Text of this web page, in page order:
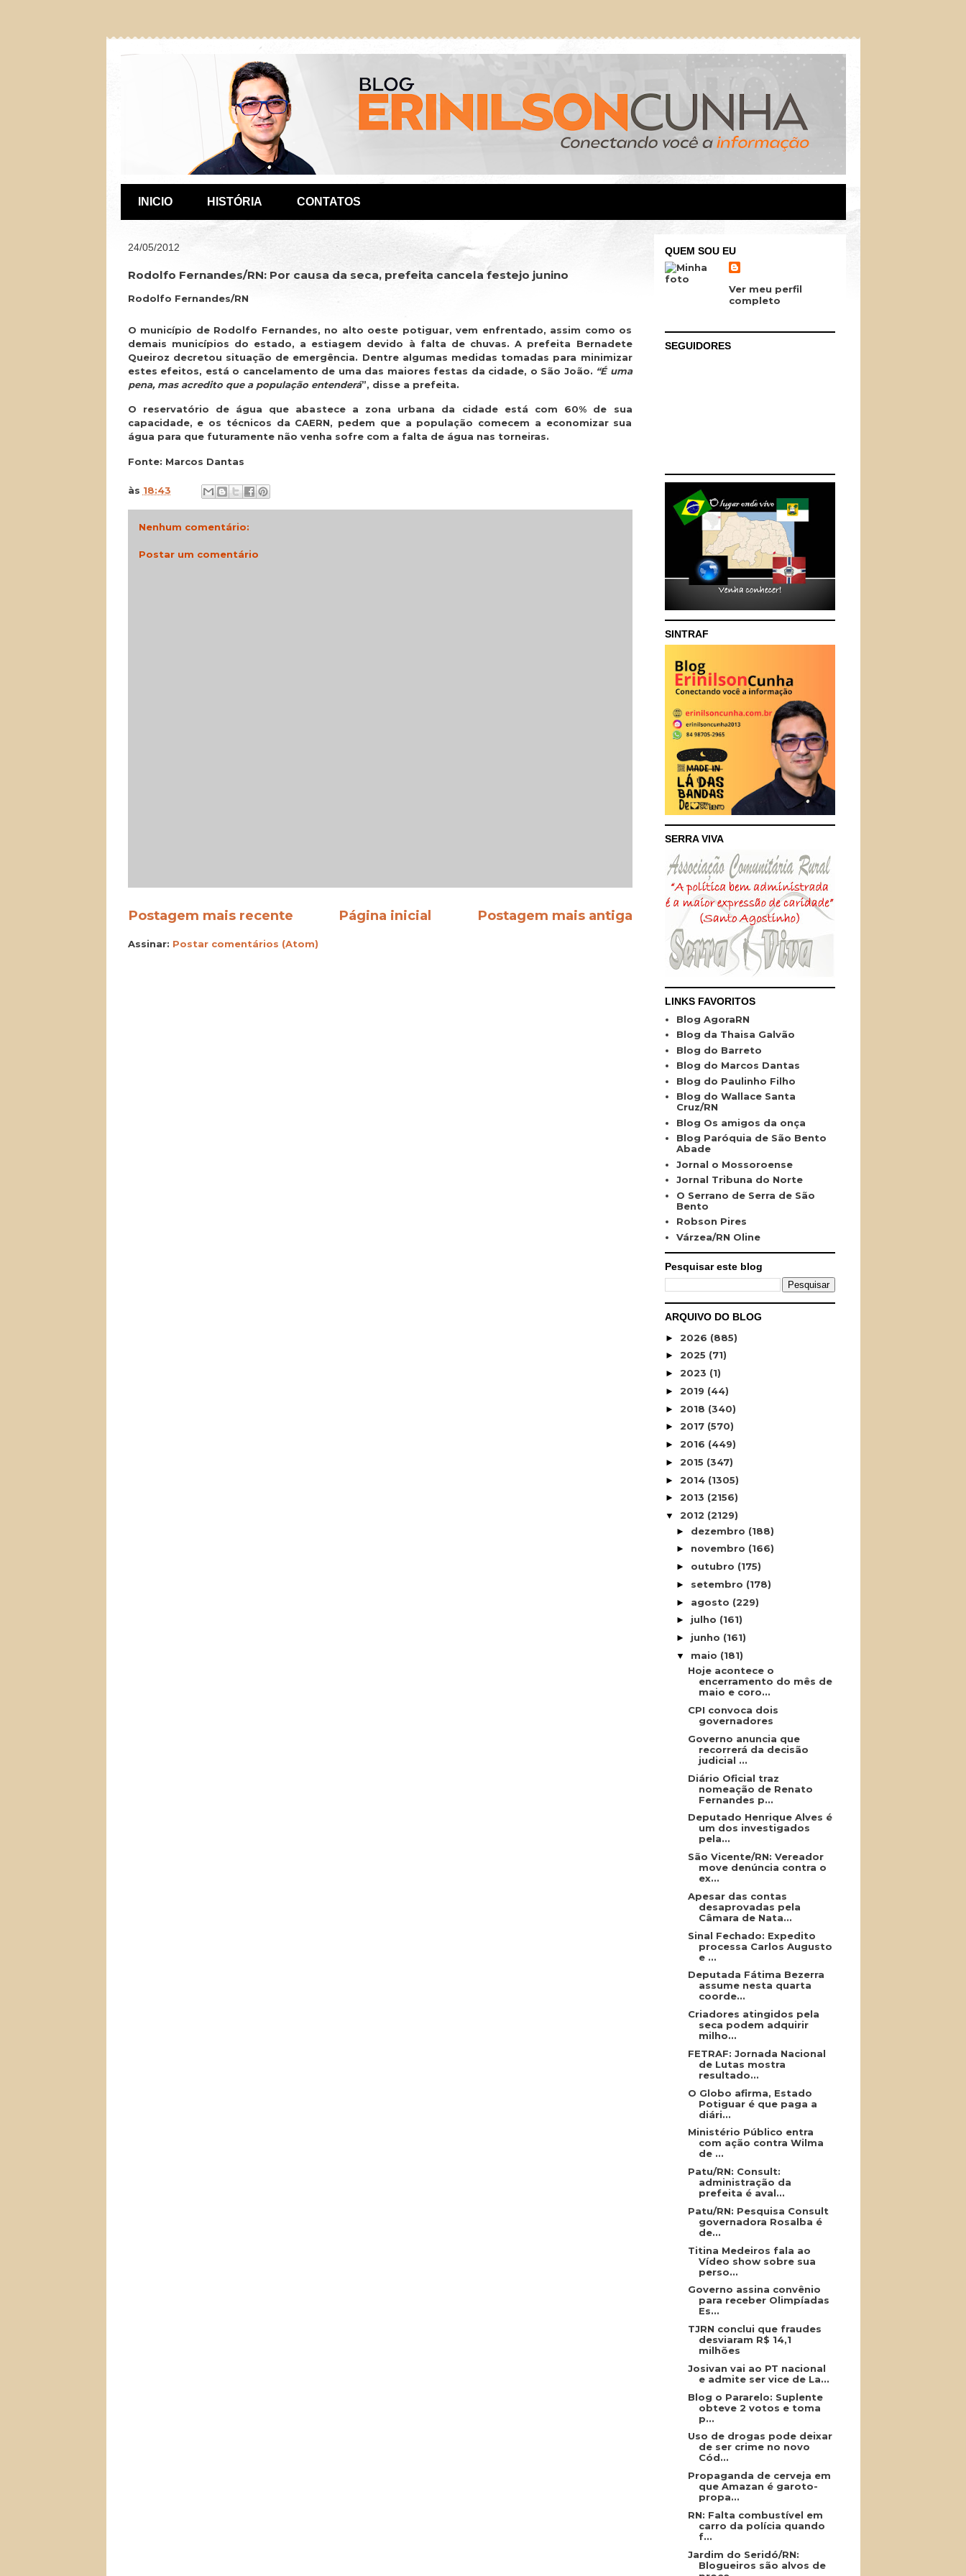
INICIO HISTÓRIA CONTATOS
24/05/2012
Rodolfo Fernandes/RN: Por causa da seca, prefeita cancela festejo junino
Rodolfo Fernandes/RN
O município de Rodolfo Fernandes, no alto oeste potiguar, vem enfrentado, assim como os
demais municípios do estado, a estiagem devido à falta de chuvas. A prefeita Bernadete
Queiroz decretou situação de emergência. Dentre algumas medidas tomadas para minimizar
estes efeitos, está o cancelamento de uma das maiores festas da cidade, o São João. “É uma
pena, mas acredito que a população entenderá”, disse a prefeita.
O reservatório de água que abastece a zona urbana da cidade está com 60% de sua
capacidade, e os técnicos da CAERN, pedem que a população comecem a economizar sua
água para que futuramente não venha sofre com a falta de água nas torneiras.
Fonte: Marcos Dantas
às 18:43
Nenhum comentário:
Postar um comentário
Postagem mais recente Postagem mais antiga
Página inicial
Assinar: Postar comentários (Atom)
QUEM SOU EU
Ver meu perfil
completo
SEGUIDORES
SINTRAF
SERRA VIVA
LINKS FAVORITOS
Blog AgoraRN
Blog da Thaisa Galvão
Blog do Barreto
Blog do Marcos Dantas
Blog do Paulinho Filho
Blog do Wallace Santa
Cruz/RN
Blog Os amigos da onça
Blog Paróquia de São Bento
Abade
Jornal o Mossoroense
Jornal Tribuna do Norte
O Serrano de Serra de São
Bento
Robson Pires
Várzea/RN Oline
Pesquisar este blog
ARQUIVO DO BLOG
► 2026 (885)
► 2025 (71)
► 2023 (1)
► 2019 (44)
► 2018 (340)
► 2017 (570)
► 2016 (449)
► 2015 (347)
► 2014 (1305)
► 2013 (2156)
▼ 2012 (2129)
► dezembro (188)
► novembro (166)
► outubro (175)
► setembro (178)
► agosto (229)
► julho (161)
► junho (161)
▼ maio (181)
Hoje acontece o
encerramento do mês de
maio e coro...
CPI convoca dois
governadores
Governo anuncia que
recorrerá da decisão
judicial ...
Diário Oficial traz
nomeação de Renato
Fernandes p...
Deputado Henrique Alves é
um dos investigados
pela...
São Vicente/RN: Vereador
move denúncia contra o
ex...
Apesar das contas
desaprovadas pela
Câmara de Nata...
Sinal Fechado: Expedito
processa Carlos Augusto
e ...
Deputada Fátima Bezerra
assume nesta quarta
coorde...
Criadores atingidos pela
seca podem adquirir
milho...
FETRAF: Jornada Nacional
de Lutas mostra
resultado...
O Globo afirma, Estado
Potiguar é que paga a
diári...
Ministério Público entra
com ação contra Wilma
de ...
Patu/RN: Consult:
administração da
prefeita é aval...
Patu/RN: Pesquisa Consult
governadora Rosalba é
de...
Titina Medeiros fala ao
Vídeo show sobre sua
perso...
Governo assina convênio
para receber Olimpíadas
Es...
TJRN conclui que fraudes
desviaram R$ 14,1
milhões
Josivan vai ao PT nacional
e admite ser vice de La...
Blog o Pararelo: Suplente
obteve 2 votos e toma
p...
Uso de drogas pode deixar
de ser crime no novo
Cód...
Propaganda de cerveja em
que Amazan é garoto-
propa...
RN: Falta combustível em
carro da polícia quando
f...
Jardim do Seridó/RN:
Blogueiros são alvos de